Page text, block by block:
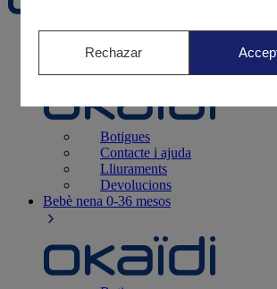
Naixement 0-12 mesos
Botigues
Contacte i ajuda
Lliuraments
Devolucions
Bebè nena 0-36 mesos
Rechazar